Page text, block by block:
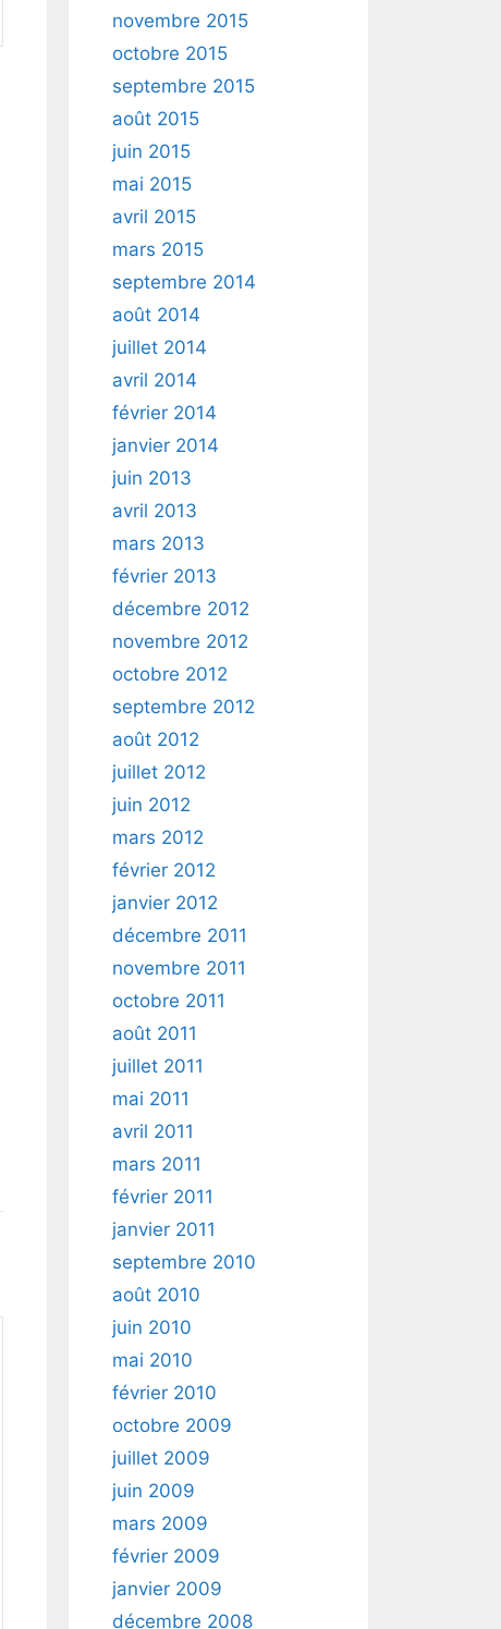
novembre 2015
octobre 2015
septembre 2015
août 2015
juin 2015
mai 2015
avril 2015
mars 2015
septembre 2014
août 2014
juillet 2014
avril 2014
février 2014
janvier 2014
juin 2013
avril 2013
mars 2013
février 2013
décembre 2012
novembre 2012
octobre 2012
septembre 2012
août 2012
juillet 2012
juin 2012
mars 2012
février 2012
janvier 2012
décembre 2011
novembre 2011
octobre 2011
août 2011
juillet 2011
mai 2011
avril 2011
mars 2011
février 2011
janvier 2011
septembre 2010
août 2010
juin 2010
mai 2010
février 2010
octobre 2009
juillet 2009
juin 2009
mars 2009
février 2009
janvier 2009
décembre 2008